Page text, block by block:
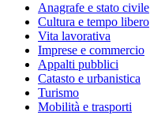
Anagrafe e stato civile
Cultura e tempo libero
Vita lavorativa
Imprese e commercio
Appalti pubblici
Catasto e urbanistica
Turismo
Mobilità e trasporti